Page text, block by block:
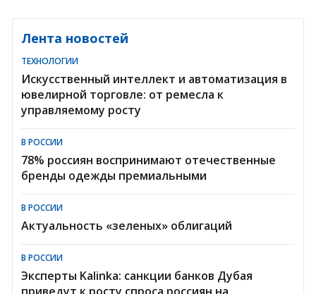
Лента новостей
ТЕХНОЛОГИИ
Искусственный интеллект и автоматизация в
ювелирной торговле: от ремесла к
управляемому росту
В РОССИИ
78% россиян воспринимают отечественные
бренды одежды премиальными
В РОССИИ
Актуальность «зеленых» облигаций
В РОССИИ
Эксперты Kalinka: санкции банков Дубая
приведут к росту спроса россиян на